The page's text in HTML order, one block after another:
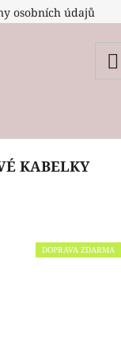
osobních údajů
KABELKY
DOPRAVA ZDARMA